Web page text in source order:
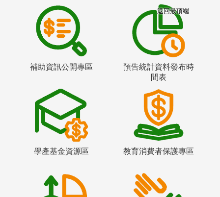
補助資訊公開專區
預告統計資料發布時
間表
學產基金資源區 教育消費者保護專區
返回最頂端